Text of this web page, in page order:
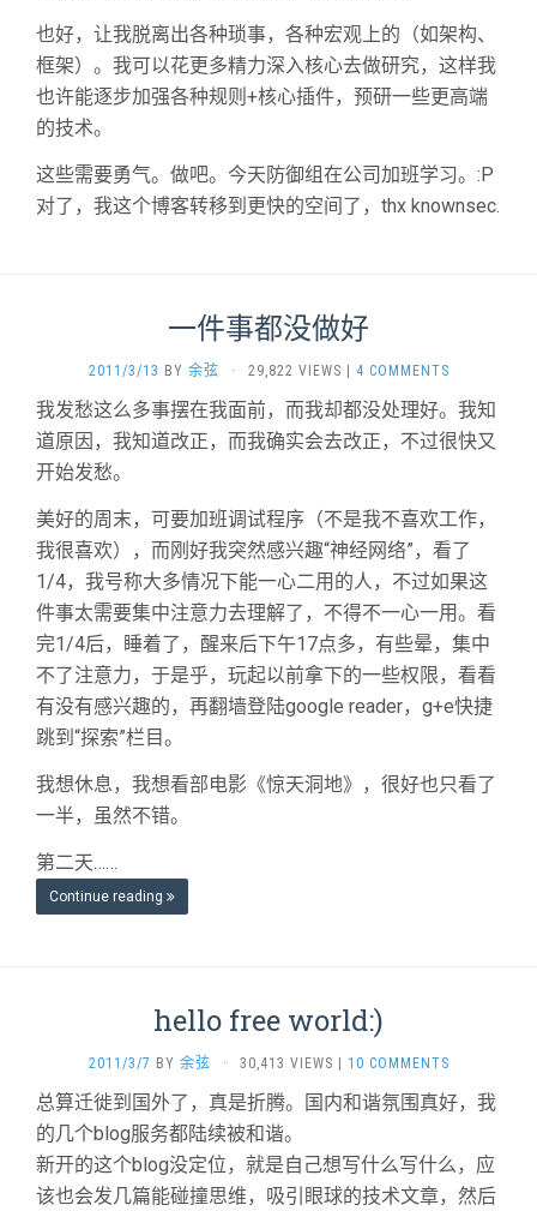
也好，让我脱离出各种琐事，各种宏观上的（如架构、
框架）。我可以花更多精力深入核心去做研究，这样我
也许能逐步加强各种规则+核心插件，预研一些更高端
的技术。
这些需要勇气。做吧。今天防御组在公司加班学习。:P
对了，我这个博客转移到更快的空间了，thx knownsec.
一件事都没做好
2011/3/13 BY 余弦 · 29,822 VIEWS 4 COMMENTS
我发愁这么多事摆在我面前，而我却都没处理好。我知
道原因，我知道改正，而我确实会去改正，不过很快又
开始发愁。
美好的周末，可要加班调试程序（不是我不喜欢工作，
我很喜欢），而刚好我突然感兴趣“神经网络”，看了
1/4，我号称大多情况下能一心二用的人，不过如果这
件事太需要集中注意力去理解了，不得不一心一用。看
完1/4后，睡着了，醒来后下午17点多，有些晕，集中
不了注意力，于是乎，玩起以前拿下的一些权限，看看
有没有感兴趣的，再翻墙登陆google reader，g+e快捷
跳到“探索”栏目。
我想休息，我想看部电影《惊天洞地》，很好也只看了
一半，虽然不错。
第二天……
Continue reading
hello free world:)
2011/3/7 BY 余弦 · 30,413 VIEWS 10 COMMENTS
总算迁徙到国外了，真是折腾。国内和谐氛围真好，我
的几个blog服务都陆续被和谐。
新开的这个blog没定位，就是自己想写什么写什么，应
该也会发几篇能碰撞思维，吸引眼球的技术文章，然后